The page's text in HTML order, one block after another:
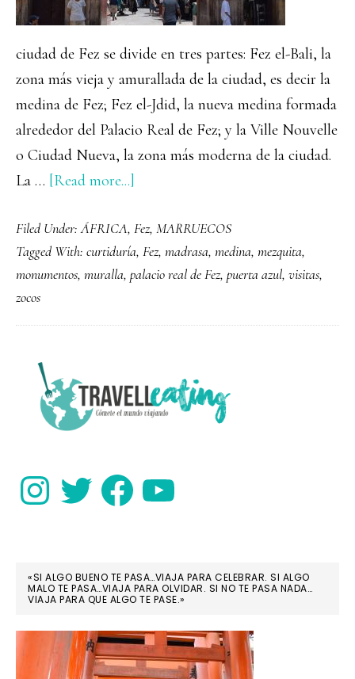
ciudad de Fez se divide en tres partes: Fez el-Bali, la
zona más vieja y amurallada de la ciudad, es decir la
medina de Fez; Fez el-Jdid, la nueva medina formada
alrededor del Palacio Real de Fez; y la Ville Nouvelle
o Ciudad Nueva, la zona más moderna de la ciudad.
La … [Read more...]
ver
y
hacer
Fez
Filed Under:ÁFRICA, Fez, MARRUECOS
Tagged With: curtiduría, Fez, madrasa, medina, mezquita,
monumentos, muralla, palacio real de Fez, puerta azul, visitas,
zocos
PRIMARY
SIDEBAR
InstagramTwitter FacebookYouTube
«SI ALGO BUENO TE PASA…VIAJA PARA CELEBRAR. SI ALGO
MALO TE PASA…VIAJA PARA OLVIDAR. SI NO TE PASA NADA…
VIAJA PARA QUE ALGO TE PASE.»